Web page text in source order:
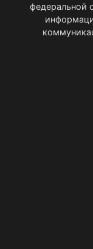
федеральной